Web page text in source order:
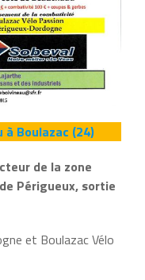
à Boulazac (24)
de la zone
Périgueux, sortie
et Boulazac Vélo